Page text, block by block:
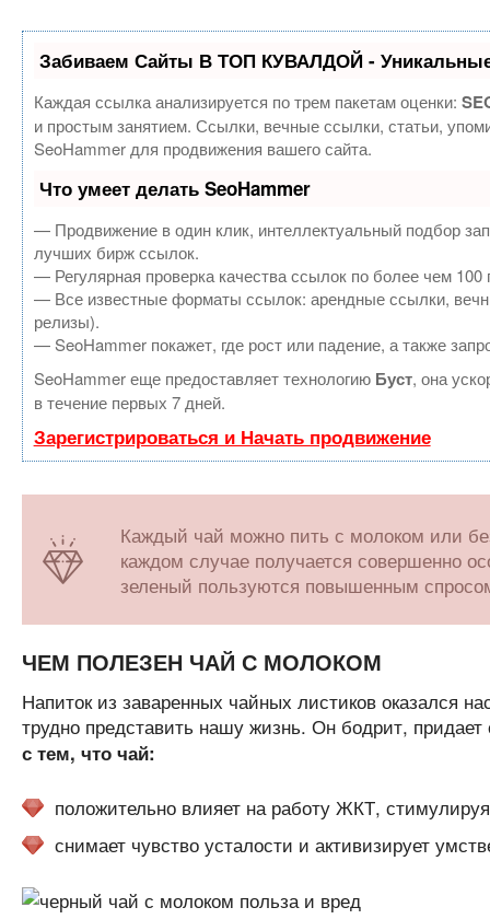
Забиваем Сайты В ТОП КУВАЛДОЙ - Уникальные
Каждая ссылка анализируется по трем пакетам оценки:
и простым занятием. Ссылки, вечные ссылки, статьи,
SeoHammer для продвижения вашего сайта.
Что умеет делать SeoHammer
— Продвижение в один клик, интеллектуальный подбор
лучших бирж ссылок.
— Регулярная проверка качества ссылок по более чем
— Все известные форматы ссылок: арендные ссылки,
релизы).
— SeoHammer покажет, где рост или падение, а также
SeoHammer еще предоставляет технологию Буст, она
в течение первых 7 дней.
Зарегистрироваться и Начать продвижение
Каждый чай можно пить с молоком или
каждом случае получается совершенно
зеленый пользуются повышенным
ЧЕМ ПОЛЕЗЕН ЧАЙ С МОЛОКОМ
Напиток из заваренных чайных листиков оказался
трудно представить нашу жизнь. Он бодрит,
с тем, что чай:
положительно влияет на работу ЖКТ,
снимает чувство усталости и активизирует